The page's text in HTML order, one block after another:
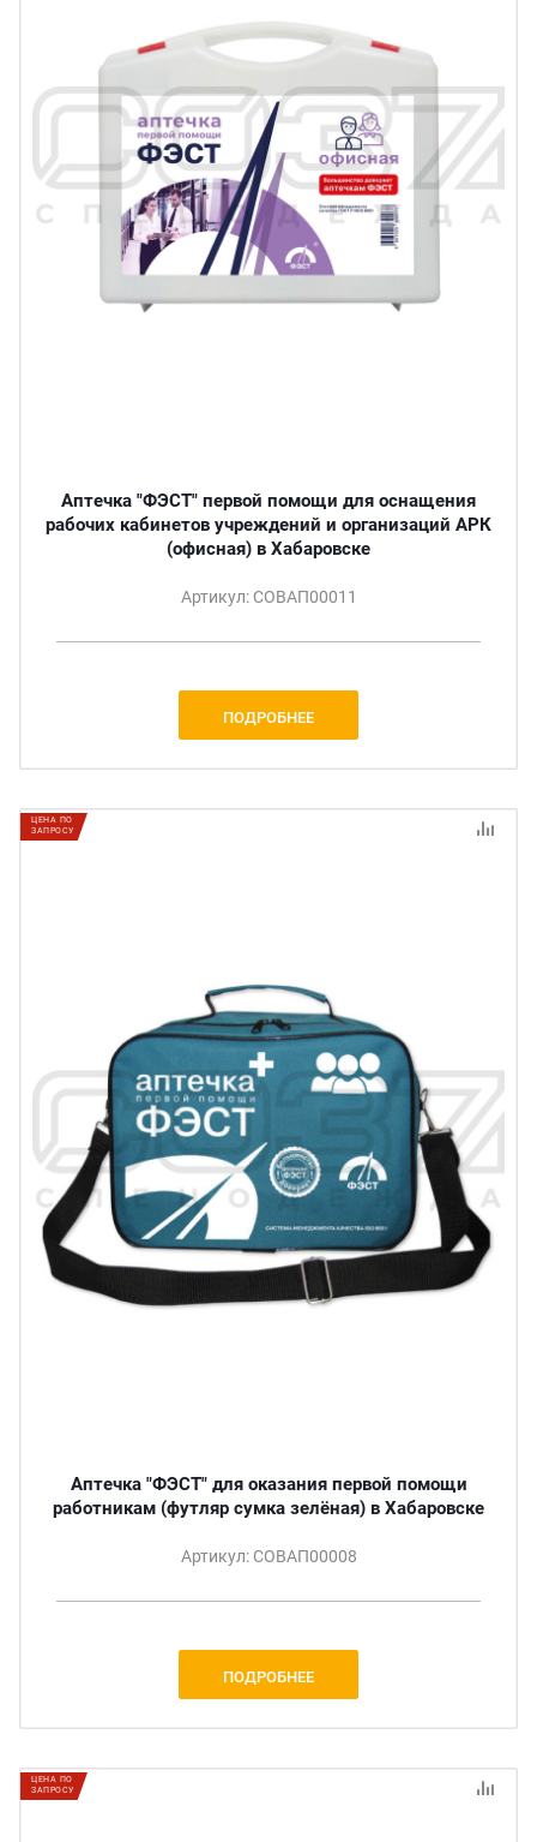
Аптечка "ФЭСТ" первой помощи для оснащения
рабочих кабинетов учреждений и организаций АРК
(офисная) в Хабаровске
Артикул: СОВАП00011
ПОДРОБНЕЕ
ЦЕНА ПО
ЗАПРОСУ
Аптечка "ФЭСТ" для оказания первой помощи
работникам (футляр сумка зелёная) в Хабаровске
Артикул: СОВАП00008
ПОДРОБНЕЕ
ЦЕНА ПО
ЗАПРОСУ